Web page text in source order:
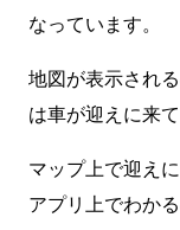
なっています。
地図が表示され
は車が迎えに来
マップ上で迎え
アプリ上でわか